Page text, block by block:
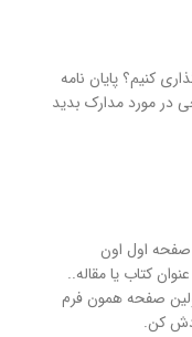
کنیم؟ پایان نامه
مورد مدارک بدید
اول اون
کتاب یا مقاله..
صفحه همون فرم